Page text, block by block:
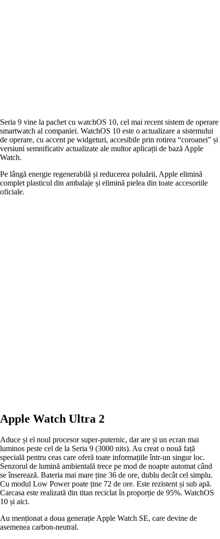
Seria 9 vine la pachet cu watchOS 10, cel mai recent sistem de operare
smartwatch al companiei. WatchOS 10 este o actualizare a sistemului
de operare, cu accent pe widgeturi, accesibile prin rotirea “coroanei” și
versiuni semnificativ actualizate ale multor aplicații de bază Apple
Watch.
Pe lângă energie regenerabilă și reducerea poluării, Apple elimină
complet plasticul din ambalaje și elimină pielea din toate accesoriile
oficiale.
Apple Watch Ultra 2
Aduce și el noul procesor super-puternic, dar are și un ecran mai
luminos peste cel de la Seria 9 (3000 nits). Au creat o nouă față
specială pentru ceas care oferă toate informațiile într-un singur loc.
Senzorul de lumină ambientală trece pe mod de noapte automat când
se înserează. Bateria mai mare ține 36 de ore, dublu decât cel simplu.
Cu modul Low Power poate ține 72 de ore. Este rezistent și sub apă.
Carcasa este realizată din titan reciclat în proporție de 95%. WatchOS
10 și aici.
Au menționat a doua generație Apple Watch SE, care devine de
asemenea carbon-neutral.